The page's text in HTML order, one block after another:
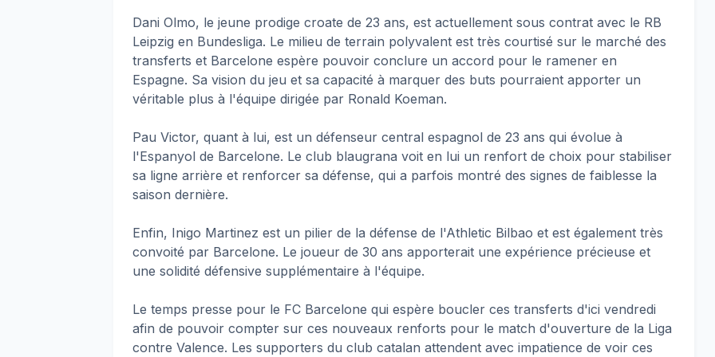
Dani Olmo, le jeune prodige croate de 23 ans, est actuellement sous contrat avec le RB
Leipzig en Bundesliga. Le milieu de terrain polyvalent est très courtisé sur le marché des
transferts et Barcelone espère pouvoir conclure un accord pour le ramener en
Espagne. Sa vision du jeu et sa capacité à marquer des buts pourraient apporter un
véritable plus à l'équipe dirigée par Ronald Koeman.
Pau Victor, quant à lui, est un défenseur central espagnol de 23 ans qui évolue à
l'Espanyol de Barcelone. Le club blaugrana voit en lui un renfort de choix pour stabiliser
sa ligne arrière et renforcer sa défense, qui a parfois montré des signes de faiblesse la
saison dernière.
Enfin, Inigo Martinez est un pilier de la défense de l'Athletic Bilbao et est également très
convoité par Barcelone. Le joueur de 30 ans apporterait une expérience précieuse et
une solidité défensive supplémentaire à l'équipe.
Le temps presse pour le FC Barcelone qui espère boucler ces transferts d'ici vendredi
afin de pouvoir compter sur ces nouveaux renforts pour le match d'ouverture de la Liga
contre Valence. Les supporters du club catalan attendent avec impatience de voir ces